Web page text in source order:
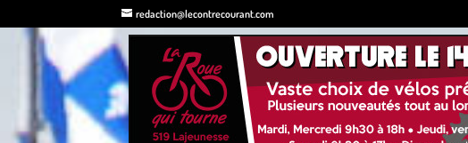
redaction@lecontrecourant.com